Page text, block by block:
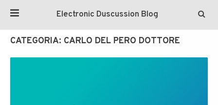
Electronic Duscussion Blog
CATEGORIA: CARLO DEL PERO DOTTORE